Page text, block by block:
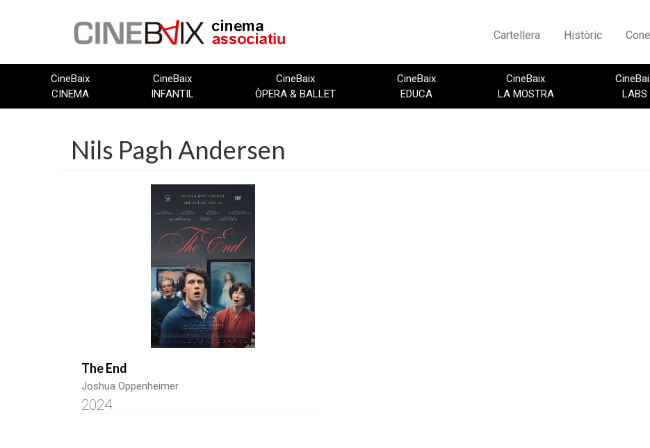
Cartellera Històric
CineBaix
CINEMA
CineBaix
INFANTIL
CineBaix
ÒPERA & BALLET
CineBaix
EDUCA
CineBaix
LA MOSTRA
LABS
Nils Pagh Andersen
The End
Joshua Oppenheimer
2024